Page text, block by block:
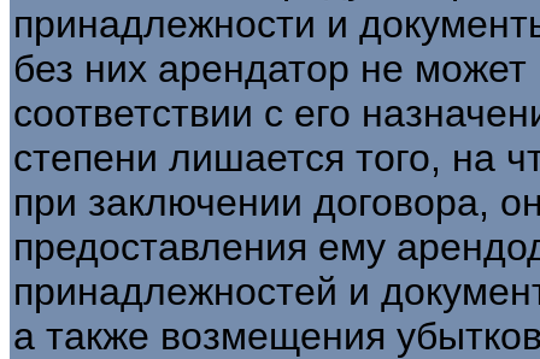
принадлежности и
без них арендатор не
соответствии с его
степени лишается того, на
при заключении договора,
предоставления ему
принадлежностей и
а также возмещения